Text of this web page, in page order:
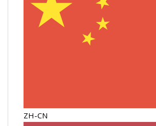
ZH-CN